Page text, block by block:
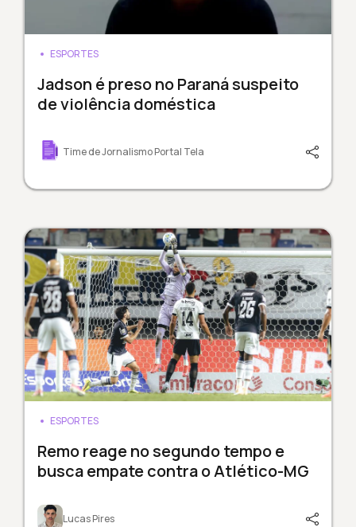
ESPORTES
Jadson é preso no Paraná suspeito
de violência doméstica
Time de Jornalismo Portal Tela
ESPORTES
Remo reage no segundo tempo e
busca empate contra o Atlético-MG
Lucas Pires